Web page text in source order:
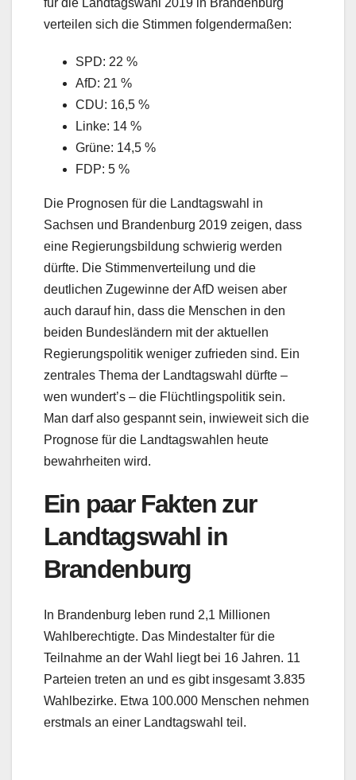
für die Landtagswahl 2019 in Brandenburg
verteilen sich die Stimmen folgendermaßen:
SPD: 22 %
AfD: 21 %
CDU: 16,5 %
Linke: 14 %
Grüne: 14,5 %
FDP: 5 %
Die Prognosen für die Landtagswahl in
Sachsen und Brandenburg 2019 zeigen, dass
eine Regierungsbildung schwierig werden
dürfte. Die Stimmenverteilung und die
deutlichen Zugewinne der AfD weisen aber
auch darauf hin, dass die Menschen in den
beiden Bundesländern mit der aktuellen
Regierungspolitik weniger zufrieden sind. Ein
zentrales Thema der Landtagswahl dürfte –
wen wundert’s – die Flüchtlingspolitik sein.
Man darf also gespannt sein, inwieweit sich die
Prognose für die Landtagswahlen heute
bewahrheiten wird.
Ein paar Fakten zur
Landtagswahl in
Brandenburg
In Brandenburg leben rund 2,1 Millionen
Wahlberechtigte. Das Mindestalter für die
Teilnahme an der Wahl liegt bei 16 Jahren. 11
Parteien treten an und es gibt insgesamt 3.835
Wahlbezirke. Etwa 100.000 Menschen nehmen
erstmals an einer Landtagswahl teil.